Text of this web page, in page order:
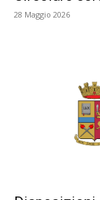
28 Maggio 2026